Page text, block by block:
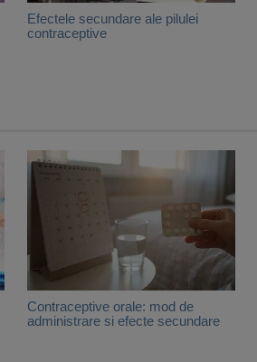
Efectele secundare ale pilulei
contraceptive
Contraceptive orale: mod de
administrare si efecte secundare